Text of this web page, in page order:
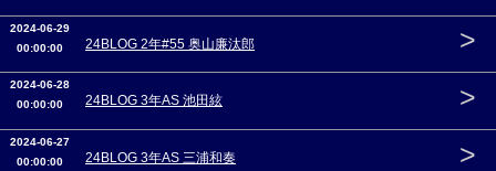
2024-06-29
00:00:00
24BLOG 2年#55 奥山廉汰郎 >
2024-06-28
00:00:00
24BLOG 3年AS 池田絃 >
2024-06-27
00:00:00
24BLOG 3年AS 三浦和奏 >